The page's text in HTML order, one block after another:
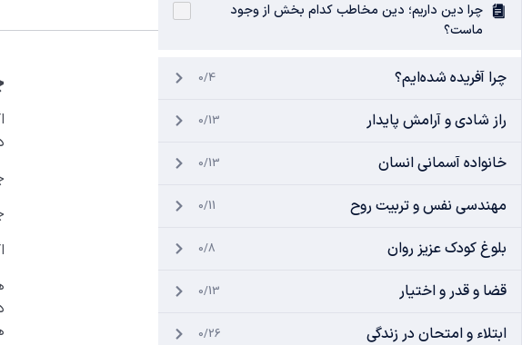
چرا دین داریم؛ دین مخاطب کدام بخش از وجود
ماست؟
چرا آفریده شده‌ایم؟ 0/4
راز شادی و آرامش پایدار 0/13
خانواده آسمانی انسان 0/13
مهندسی نفس و تربیت روح 0/11
بلوغ کودک عزیز روان 0/8
قضا و قدر و اختیار 0/13
ابتلاء و امتحان در زندگی 0/26